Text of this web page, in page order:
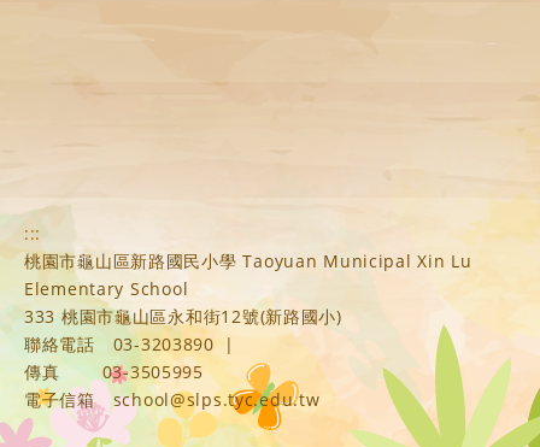
:::
桃園市龜山區新路國民小學 Taoyuan Municipal Xin Lu
Elementary School
333 桃園市龜山區永和街12號(新路國小)
聯絡電話
03-3203890
|
傳真
03-3505995
電子信箱
school@slps.tyc.edu.tw